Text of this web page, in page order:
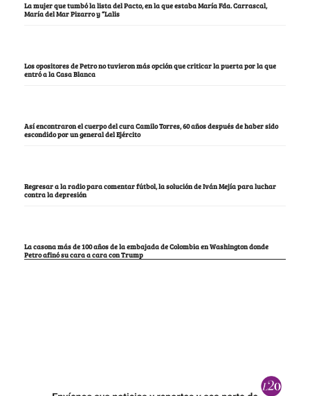
La mujer que tumbó la lista del Pacto, en la que estaba María Fda. Carrascal,
María del Mar Pizarro y “Lalis
Los opositores de Petro no tuvieron más opción que criticar la puerta por la que
entró a la Casa Blanca
Así encontraron el cuerpo del cura Camilo Torres, 60 años después de haber sido
escondido por un general del Ejército
Regresar a la radio para comentar fútbol, la solución de Iván Mejía para luchar
contra la depresión
La casona más de 100 años de la embajada de Colombia en Washington donde
Petro afinó su cara a cara con Trump